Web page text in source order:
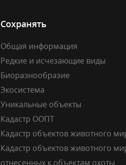
Сохранять
Общая информация
Редкие и исчезающие виды
Биоразнообразие
Экосистема
Уникальные объекты
Кадастр ООПТ
Кадастр объектов животного
Кадастр объектов животного
отнесенных к объектам охоты